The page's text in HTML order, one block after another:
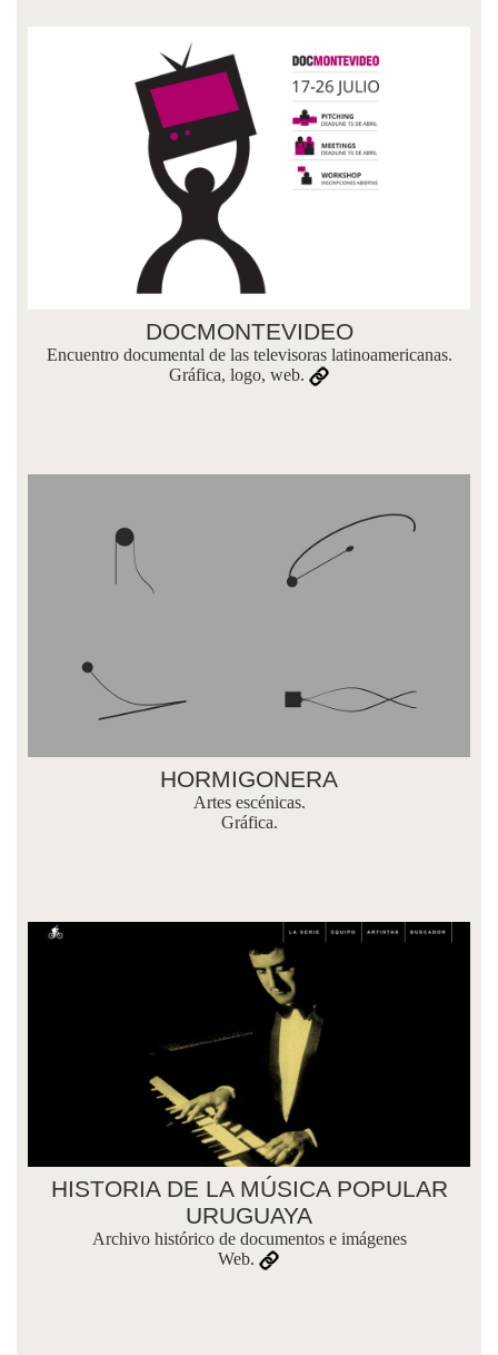
DOCMONTEVIDEO
Encuentro documental de las televisoras latinoamericanas.
Gráfica, logo, web.
HORMIGONERA
Artes escénicas.
Gráfica.
HISTORIA DE LA MÚSICA POPULAR
URUGUAYA
Archivo histórico de documentos e imágenes
Web.